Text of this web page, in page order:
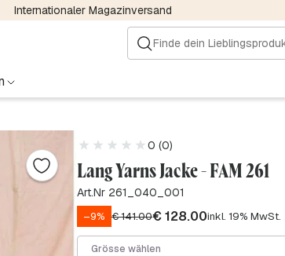
Internationaler Magazinversand
0 (0)
Lang Yarns Jacke - FAM 261
Art.Nr 261_040_001
–9% €141.00€128.00inkl. 19% MwSt.
Grösse wählen